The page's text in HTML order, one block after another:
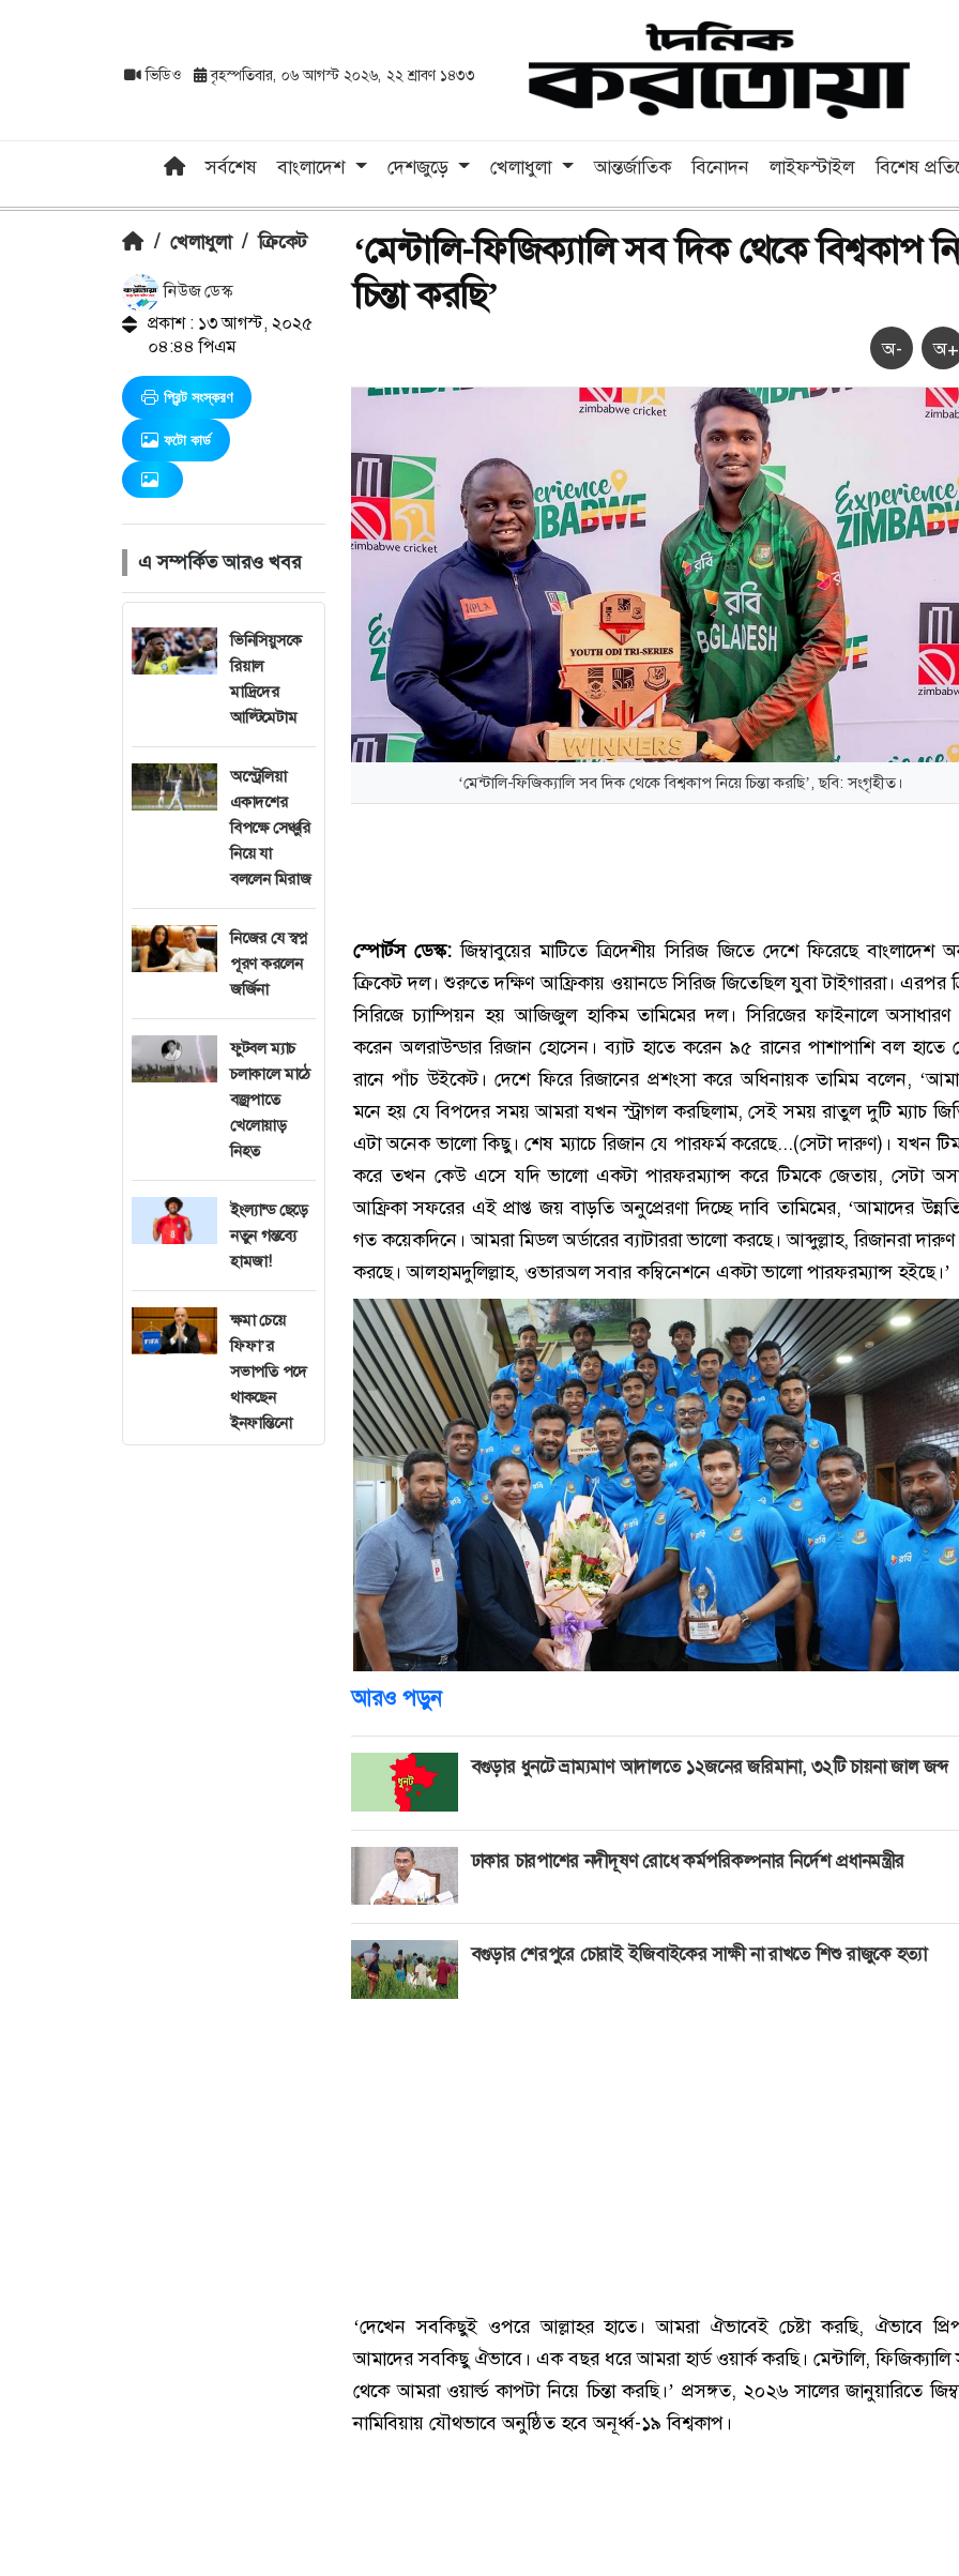
ভিডিও বৃহস্পতিবার, ০৬ আগস্ট ২০২৬, ২২ শ্রাবণ ১৪৩৩
সর্বশেষ বাংলাদেশ দেশজুড়ে খেলাধুলা আন্তর্জাতিক বিনোদন লাইফস্টাইল বিশেষ
/ খেলাধুলা / ক্রিকেট
নিউজ ডেস্ক
প্রকাশ : ১৩ আগস্ট, ২০২৫
০৪:৪৪ পিএম
প্রিন্ট সংস্করণ
ফটো কার্ড
এ সম্পর্কিত আরও খবর
ভিনিসিয়ুসকে
রিয়াল
মাদ্রিদের
আল্টিমেটাম
অস্ট্রেলিয়া
একাদশের
বিপক্ষে সেঞ্চুরি
নিয়ে যা
বললেন মিরাজ
নিজের যে স্বপ্ন
পূরণ করলেন
জর্জিনা
ফুটবল ম্যাচ
চলাকালে মাঠে
বজ্রপাতে
খেলোয়াড়
নিহত
ইংল্যান্ড ছেড়ে
নতুন গন্তব্যে
হামজা!
ক্ষমা চেয়ে
ফিফা’র
সভাপতি পদে
থাকছেন
ইনফান্তিনো
‘মেন্টালি-ফিজিক্যালি সব দিক থেকে বিশ্বকাপ
চিন্তা করছি’
অ- অ+
‘মেন্টালি-ফিজিক্যালি সব দিক থেকে বিশ্বকাপ নিয়ে চিন্তা করছি’, ছবি: সংগৃহীত।
স্পোর্টস ডেস্ক:জিম্বাবুয়ের মাটিতে ত্রিদেশীয় সিরিজ জিতে দেশে ফিরেছে বাংলাদেশ
ক্রিকেট দল। শুরুতে দক্ষিণ আফ্রিকায় ওয়ানডে সিরিজ জিতেছিল যুবা টাইগাররা। এরপর
সিরিজে চ্যাম্পিয়ন হয় আজিজুল হাকিম তামিমের দল। সিরিজের ফাইনালে অসাধারণ
করেন অলরাউন্ডার রিজান হোসেন। ব্যাট হাতে করেন ৯৫ রানের পাশাপাশি বল হাতে
রানে পাঁচ উইকেট। দেশে ফিরে রিজানের প্রশংসা করে অধিনায়ক তামিম বলেন,
মনে হয় যে বিপদের সময় আমরা যখন স্ট্রাগল করছিলাম, সেই সময় রাতুল দুটি ম্যাচ
এটা অনেক ভালো কিছু। শেষ ম্যাচে রিজান যে পারফর্ম করেছে...(সেটা দারুণ)। যখন টিম
করে তখন কেউ এসে যদি ভালো একটা পারফরম্যান্স করে টিমকে জেতায়, সেটা
আফ্রিকা সফরের এই প্রাপ্ত জয় বাড়তি অনুপ্রেরণা দিচ্ছে দাবি তামিমের, ‘আমাদের
গত কয়েকদিনে। আমরা মিডল অর্ডারের ব্যাটাররা ভালো করছে। আব্দুল্লাহ, রিজানরা দারুণ
করছে। আলহামদুলিল্লাহ, ওভারঅল সবার কম্বিনেশনে একটা ভালো পারফরম্যান্স হইছে।’
আরও পড়ুন
বগুড়ার ধুনটে ভ্রাম্যমাণ আদালতে ১২জনের জরিমানা, ৩২টি চায়না জাল জব্দ
ঢাকার চারপাশের নদীদূষণ রোধে কর্মপরিকল্পনার নির্দেশ প্রধানমন্ত্রীর
বগুড়ার শেরপুরে চোরাই ইজিবাইকের সাক্ষী না রাখতে শিশু রাজুকে হত্যা
‘দেখেন সবকিছুই ওপরে আল্লাহর হাতে। আমরা ঐভাবেই চেষ্টা করছি, ঐভাবে
আমাদের সবকিছু ঐভাবে। এক বছর ধরে আমরা হার্ড ওয়ার্ক করছি। মেন্টালি,
থেকে আমরা ওয়ার্ল্ড কাপটা নিয়ে চিন্তা করছি।’ প্রসঙ্গত, ২০২৬ সালের জানুয়ারিতে
নামিবিয়ায় যৌথভাবে অনুষ্ঠিত হবে অনূর্ধ্ব-১৯ বিশ্বকাপ।